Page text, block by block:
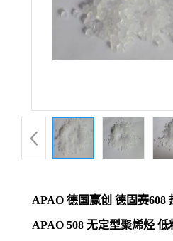
APAO 德国赢创 德固赛608
APAO 508 无定型聚烯烃